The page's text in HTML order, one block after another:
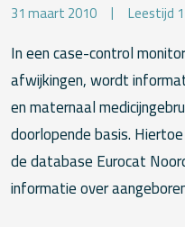
31 maart 2010 Leestijd
In een case-control
afwijkingen, wordt
en maternaal
doorlopende basis.
de database Eurocat
informatie over